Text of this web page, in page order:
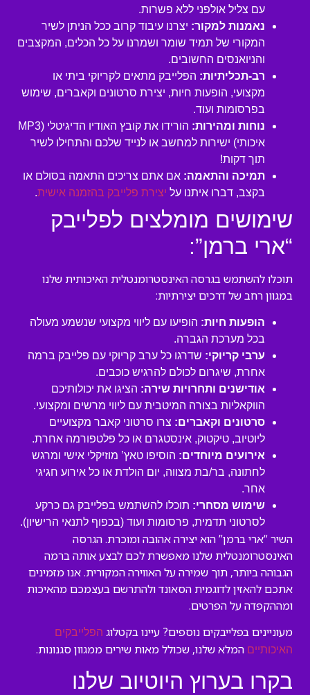
עם צליל אולפני ללא פשרות.
נאמנות למקור: יצרנו עיבוד קרוב ככל הניתן לשיר
המקורי של תמיד שומר ושמרנו על כל הכלים, המקצבים
והניואנסים החשובים.
רב-תכליתיות: הפלייבק מתאים לקריוקי ביתי או
מקצועי, הופעות חיות, יצירת סרטונים וקאברים, שימוש
בפרסומות ועוד.
נוחות ומהירות:
הורידו את קובץ האודיו הדיגיטלי (MP3
איכותי) ישירות למחשב או לנייד שלכם והתחילו לשיר
תוך דקות!
תמיכה והתאמה: אם אתם צריכים התאמה בסולם או
בקצב, דברו איתנו על יצירת פלייבק בהזמנה אישית.
שימושים מומלצים לפלייבק
“ארי ברמן”:
תוכלו להשתמש בגרסה האינסטרומנטלית האיכותית שלנו
במגוון רחב של דרכים יצירתיות:
הופעות חיות: הופיעו עם ליווי מקצועי שנשמע מעולה
בכל מערכת הגברה.
ערבי קריוקי: שדרגו כל ערב קריוקי עם פלייבק ברמה
אחרת, שיגרום לכולם להרגיש כוכבים.
אודישנים ותחרויות שירה: הציגו את יכולותיכם
הווקאליות בצורה המיטבית עם ליווי מרשים ומקצועי.
סרטונים וקאברים: צרו סרטוני קאבר מקצועיים
ליוטיוב, טיקטוק, אינסטגרם או כל פלטפורמה אחרת.
אירועים מיוחדים: הוסיפו טאץ’ מוזיקלי אישי ומרגש
לחתונה, בר/בת מצווה, יום הולדת או כל אירוע חגיגי
אחר.
שימוש מסחרי: תוכלו להשתמש בפלייבק גם כרקע
לסרטוני תדמית, פרסומות ועוד (בכפוף לתנאי הרישיון).
השיר “ארי ברמן” הוא יצירה אהובה ומוכרת. הגרסה
האינסטרומנטלית שלנו מאפשרת לכם לבצע אותה ברמה
הגבוהה ביותר, תוך שמירה על האווירה המקורית. אנו מזמינים
אתכם להאזין לדוגמית הסאונד ולהתרשם בעצמכם מהאיכות
ומההקפדה על הפרטים.
מעוניינים בפלייבקים נוספים? עיינו בקטלוג הפלייבקים
האיכותיים המלא שלנו, שכולל מאות שירים ממגוון סגנונות.
בקרו בערוץ היוטיוב שלנו